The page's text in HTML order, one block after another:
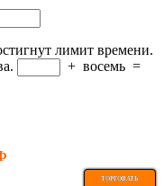
лимит времени.
+ восемь =
ТОРГОВАТЬ